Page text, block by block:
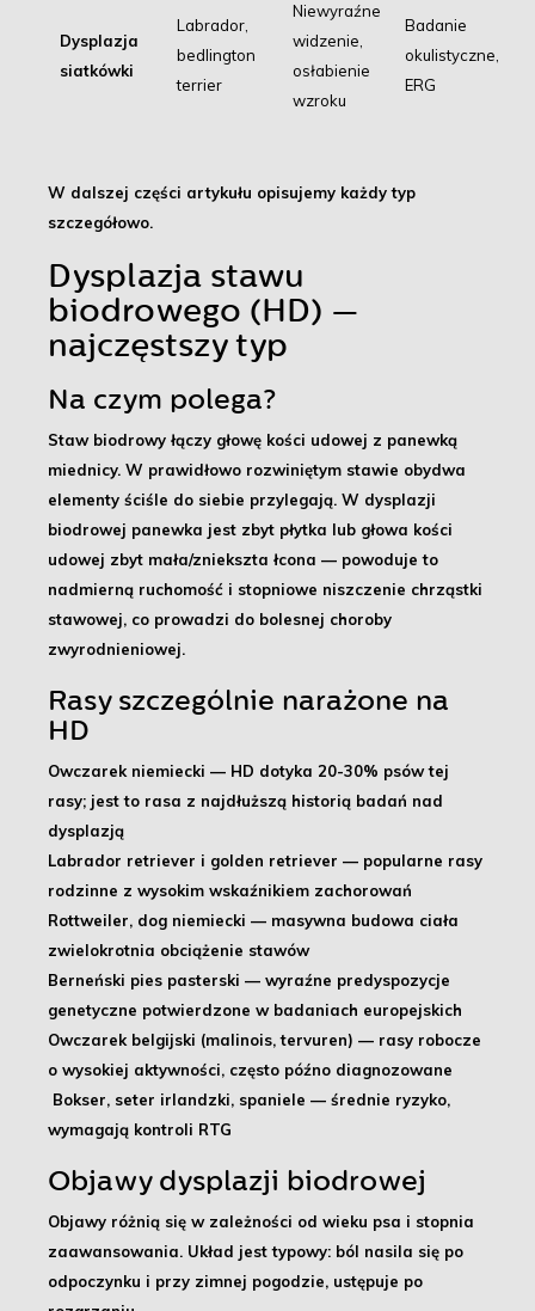
Dysplazja
siatkówki
Labrador,
bedlington
terrier
Niewyraźne
widzenie,
osłabienie
wzroku
Badanie
okulistyczne,
ERG
W dalszej części artykułu opisujemy każdy typ
szczegółowo.
Dysplazja stawu
biodrowego (HD) —
najczęstszy typ
Na czym polega?
Staw biodrowy łączy głowę kości udowej z panewką
miednicy. W prawidłowo rozwiniętym stawie obydwa
elementy ściśle do siebie przylegają. W dysplazji
biodrowej panewka jest zbyt płytka lub głowa kości
udowej zbyt mała/zniekszta łcona — powoduje to
nadmierną ruchomość i stopniowe niszczenie chrząstki
stawowej, co prowadzi do bolesnej choroby
zwyrodnieniowej.
Rasy szczególnie narażone na
HD
Owczarek niemiecki — HD dotyka 20-30% psów tej
rasy; jest to rasa z najdłuższą historią badań nad
dysplazją
Labrador retriever i golden retriever — popularne rasy
rodzinne z wysokim wskaźnikiem zachorowań
Rottweiler, dog niemiecki — masywna budowa ciała
zwielokrotnia obciążenie stawów
Berneński pies pasterski — wyraźne predyspozycje
genetyczne potwierdzone w badaniach europejskich
Owczarek belgijski (malinois, tervuren) — rasy robocze
o wysokiej aktywności, często późno diagnozowane
Bokser, seter irlandzki, spaniele — średnie ryzyko,
wymagają kontroli RTG
Objawy dysplazji biodrowej
Objawy różnią się w zależności od wieku psa i stopnia
zaawansowania. Układ jest typowy: ból nasila się po
odpoczynku i przy zimnej pogodzie, ustępuje po